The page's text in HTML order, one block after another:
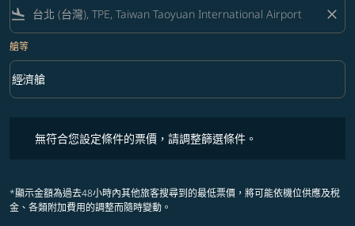
flight_land close
艙等
艙等 option 經濟艙 Selected
經濟艙
keyboard_arrow_down
無符合您設定條件的票價，請調整篩選條件。
*顯示金額為過去48小時內其他旅客搜尋到的最低票價，將可能依機位供應及稅
金、各類附加費用的調整而隨時變動。